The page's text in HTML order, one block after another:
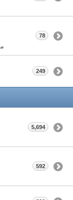
78
249
5,694
592